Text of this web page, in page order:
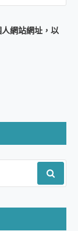
網站網址，以